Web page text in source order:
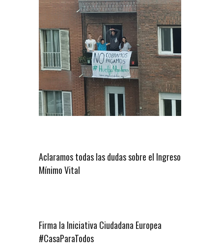
Aclaramos todas las dudas sobre el Ingreso
Mínimo Vital
Firma la Iniciativa Ciudadana Europea
#CasaParaTodos